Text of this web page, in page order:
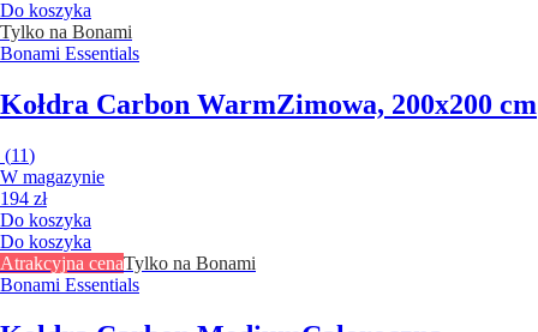
Do koszyka
Tylko na Bonami
Bonami Essentials
Kołdra Carbon WarmZimowa, 200x200 cm
(11)
W magazynie
194 zł
Do koszyka
Do koszyka
Atrakcyjna cenaTylko na Bonami
Bonami Essentials